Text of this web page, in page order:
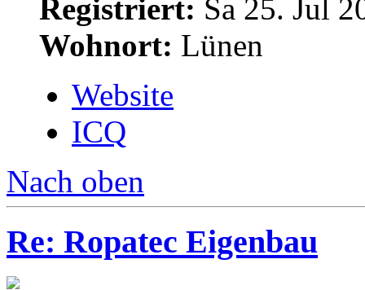
Registriert: Sa 25. Jul
Wohnort: Lünen
Website
ICQ
Nach oben
Re: Ropatec Eigenbau